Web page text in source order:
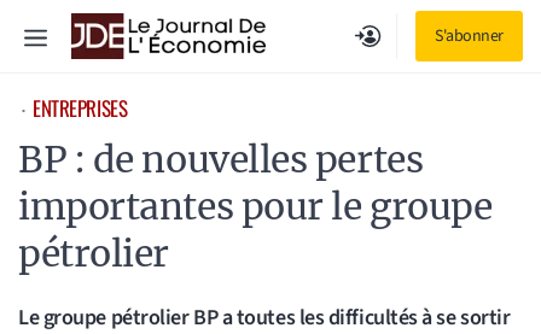
S'abonner
Menu
⋅ ENTREPRISES
BP : de nouvelles pertes
importantes pour le groupe
pétrolier
Le groupe pétrolier BP a toutes les difficultés à se sortir